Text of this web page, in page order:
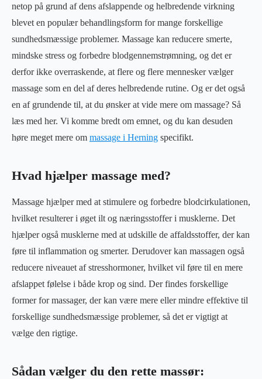
netop på grund af dens afslappende og helbredende virkning
blevet en populær behandlingsform for mange forskellige
sundhedsmæssige problemer. Massage kan reducere smerte,
mindske stress og forbedre blodgennemstrømning, og det er
derfor ikke overraskende, at flere og flere mennesker vælger
massage som en del af deres helbredende rutine. Og er det også
en af grundende til, at du ønsker at vide mere om massage? Så
læs med her. Vi komme bredt om emnet, og du kan desuden
høre meget mere om massage i Herning specifikt.
Hvad hjælper massage med?
Massage hjælper med at stimulere og forbedre blodcirkulationen,
hvilket resulterer i øget ilt og næringsstoffer i musklerne. Det
hjælper også musklerne med at udskille de affaldsstoffer, der kan
føre til inflammation og smerter. Derudover kan massagen også
reducere niveauet af stresshormoner, hvilket vil føre til en mere
afslappet følelse i både krop og sind. Der findes forskellige
former for massager, der kan være mere eller mindre effektive til
forskellige sundhedsmæssige problemer, så det er vigtigt at
vælge den rigtige.
Sådan vælger du den rette massør: